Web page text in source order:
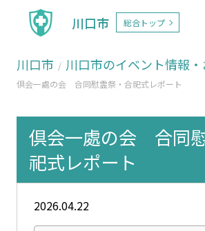
川口市 総合トップ
川口市 川口市のイベント情報
倶会一處の会 合同慰霊祭・合祀式レポート
倶会一處の会 合同
祀式レポート
2026.04.22